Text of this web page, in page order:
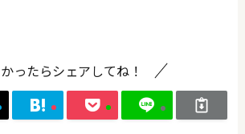
ったらシェアしてね！